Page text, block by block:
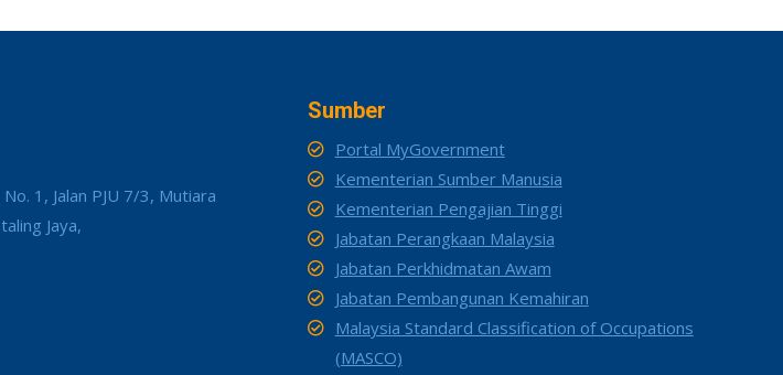
1, Jalan PJU 7/3, Mutiara
Jaya,
Sumber
Portal MyGovernment
Kementerian Sumber Manusia
Kementerian Pengajian Tinggi
Jabatan Perangkaan Malaysia
Jabatan Perkhidmatan Awam
Jabatan Pembangunan Kemahiran
Malaysia Standard Classification of Occupations
(MASCO)